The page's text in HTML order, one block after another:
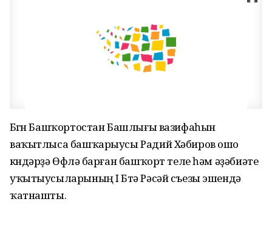
Бөгөн Башҡортостан Башлығы вазифаһын
ваҡытлыса башҡарыусы Радий Хәбиров ошо
көндәрҙә Өфөлә барған башҡорт теле һәм әҙәбиәте
уҡытыусыларының I Бөтә Рәсәй съезы эшендә
ҡатнашты.